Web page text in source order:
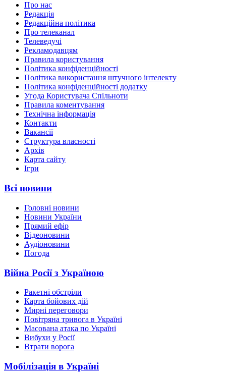
Про нас
Редакція
Редакційна політика
Про телеканал
Телеведучі
Рекламодавцям
Правила користування
Політика конфіденційності
Політика використання штучного інтелекту
Політика конфіденційності додатку
Угода Користувача Спільноти
Правила коментування
Технічна інформація
Контакти
Вакансії
Структура власності
Архів
Карта сайту
Ігри
Всі новини
Головні новини
Новини України
Прямий ефір
Відеоновини
Аудіоновини
Погода
Війна Росії з Україною
Ракетні обстріли
Карта бойових дій
Мирні переговори
Повітряна тривога в Україні
Масована атака по Україні
Вибухи у Росії
Втрати ворога
Мобілізація в Україні